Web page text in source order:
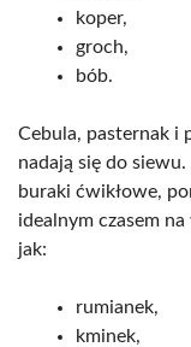
koper,
groch,
bób.
Cebula, pasternak i
nadają się do
buraki ćwikłowe,
idealnym czasem
jak:
rumianek,
kminek,